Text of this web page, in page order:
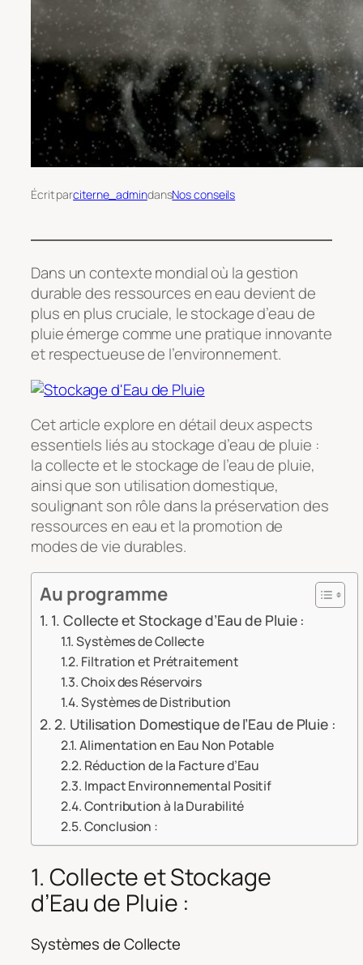
Écrit parciterne_admindansNos conseils
Dans un contexte mondial où la gestion
durable des ressources en eau devient de
plus en plus cruciale, le stockage d’eau de
pluie émerge comme une pratique innovante
et respectueuse de l’environnement.
Cet article explore en détail deux aspects
essentiels liés au stockage d’eau de pluie :
la collecte et le stockage de l’eau de pluie,
ainsi que son utilisation domestique,
soulignant son rôle dans la préservation des
ressources en eau et la promotion de
modes de vie durables.
Au programme
1. Collecte et Stockage d’Eau de Pluie :
Systèmes de Collecte
Filtration et Prétraitement
Choix des Réservoirs
Systèmes de Distribution
2. Utilisation Domestique de l’Eau de Pluie :
Alimentation en Eau Non Potable
Réduction de la Facture d’Eau
Impact Environnemental Positif
Contribution à la Durabilité
Conclusion :
1. Collecte et Stockage
d’Eau de Pluie :
Systèmes de Collecte